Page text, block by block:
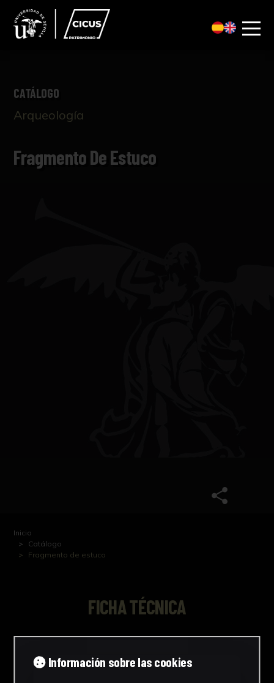
CATÁLOGO
Arqueología
Fragmento De Estuco
Inicio
Catálogo
Fragmento de estuco
FICHA TÉCNICA
Información sobre las cookies